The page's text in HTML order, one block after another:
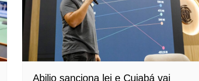
Abilio sanciona lei e Cuiabá vai